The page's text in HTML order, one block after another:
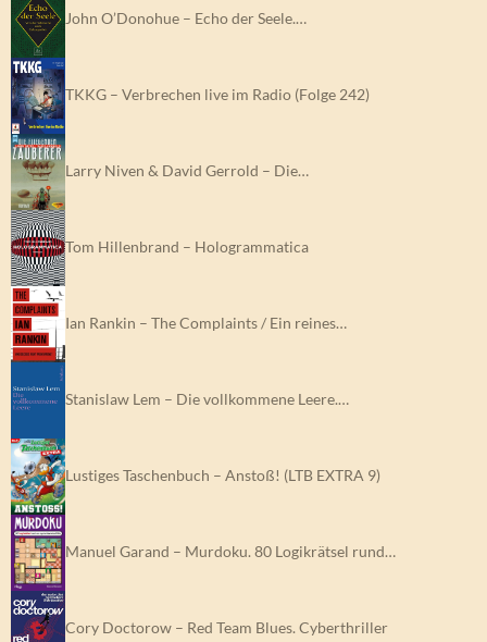
John O’Donohue – Echo der Seele.…
TKKG – Verbrechen live im Radio (Folge 242)
Larry Niven & David Gerrold – Die…
Tom Hillenbrand – Hologrammatica
Ian Rankin – The Complaints / Ein reines…
Stanislaw Lem – Die vollkommene Leere.…
Lustiges Taschenbuch – Anstoß! (LTB EXTRA 9)
Manuel Garand – Murdoku. 80 Logikrätsel rund…
Cory Doctorow – Red Team Blues. Cyberthriller